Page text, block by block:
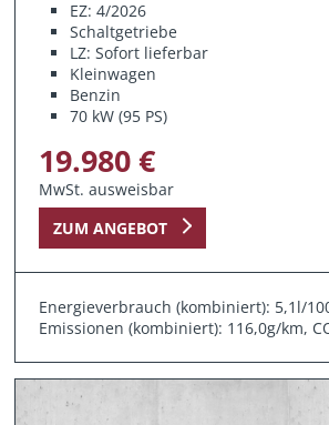
EZ: 4/2026
Schaltgetriebe
LZ: Sofort lieferbar
Kleinwagen
Benzin
70 kW (95 PS)
19.980 €
MwSt. ausweisbar
ZUM ANGEBOT
Energieverbrauch (kombiniert): 5,1l/
Emissionen (kombiniert): 116,0g/km,